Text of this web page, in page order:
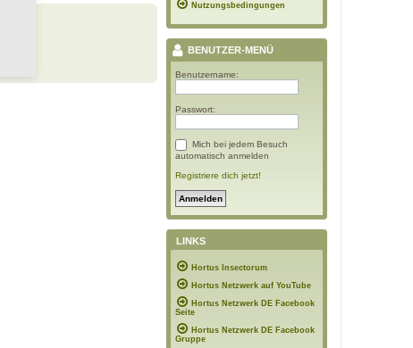
Nutzungsbedingungen
BENUTZER-MENÜ
Benutzername:
Passwort:
Mich bei jedem Besuch
automatisch anmelden
Registriere dich jetzt!
LINKS
Hortus Insectorum
Hortus Netzwerk auf YouTube
Hortus Netzwerk DE Facebook
Seite
Hortus Netzwerk DE Facebook
Gruppe